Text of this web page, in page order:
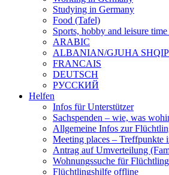
Studying in Germany
Food (Tafel)
Sports, hobby and leisure
ARABIC
ALBANIAN/GJUHA
FRANCAIS
DEUTSCH
PУССКИЙ
Helfen
Infos für Unterstützer
Sachspenden – wie, was
Allgemeine Infos zur
Meeting places – Treffpunkte
Antrag auf Umverteilung
Wohnungssuche für
Flüchtlingshilfe offline